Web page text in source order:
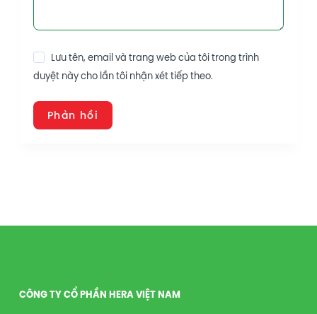
Lưu tên, email và trang web của tôi trong trình
duyệt này cho lần tôi nhận xét tiếp theo.
Phản hồi
CÔNG TY CỔ PHẦN HERA VIỆT NAM